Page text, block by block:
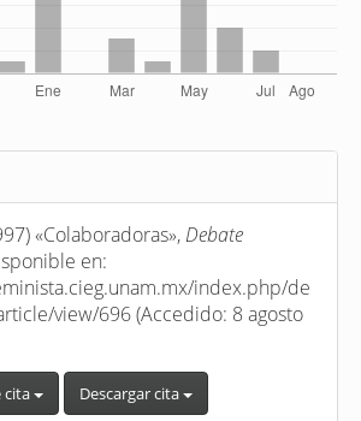
«Colaboradoras», Debate
en:
index.php/de
view/696 (Accedido: 8 agosto
cita Descargar cita